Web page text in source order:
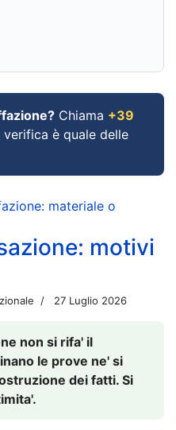
Chiama +39
verifica è quale delle
materiale o
motivi
27 Luglio 2026
non si rifa' il
le prove ne' si
dei fatti. Si